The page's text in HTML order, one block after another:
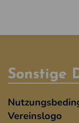
Sonstige
Vereinslogo